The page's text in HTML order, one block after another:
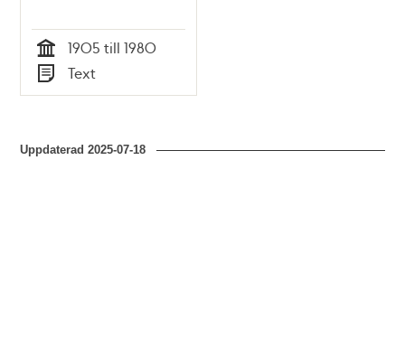
Tid
1905 till 1980
Typ
Text
Uppdaterad2025-07-18